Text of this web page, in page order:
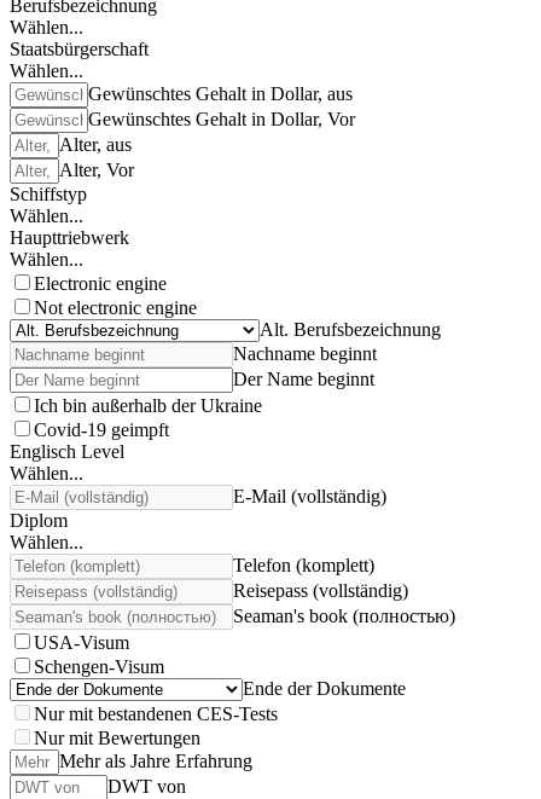
Berufsbezeichnung
Wählen...
Staatsbürgerschaft
Wählen...
Gewünschtes Gehalt in Dollar, aus
Gewünschtes Gehalt in Dollar, Vor
Alter, aus
Alter, Vor
Schiffstyp
Wählen...
Haupttriebwerk
Wählen...
Electronic engine
Not electronic engine
Alt. Berufsbezeichnung
Nachname beginnt
Der Name beginnt
Ich bin außerhalb der Ukraine
Covid-19 geimpft
Englisch Level
Wählen...
E-Mail (vollständig)
Diplom
Wählen...
Telefon (komplett)
Reisepass (vollständig)
Seaman's book (полностью)
USA-Visum
Schengen-Visum
Ende der Dokumente
Nur mit bestandenen CES-Tests
Nur mit Bewertungen
Mehr als Jahre Erfahrung
DWT von